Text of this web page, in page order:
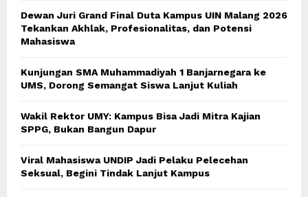
Dewan Juri Grand Final Duta Kampus UIN Malang 2026
Tekankan Akhlak, Profesionalitas, dan Potensi
Mahasiswa
Kunjungan SMA Muhammadiyah 1 Banjarnegara ke
UMS, Dorong Semangat Siswa Lanjut Kuliah
Wakil Rektor UMY: Kampus Bisa Jadi Mitra Kajian
SPPG, Bukan Bangun Dapur
Viral Mahasiswa UNDIP Jadi Pelaku Pelecehan
Seksual, Begini Tindak Lanjut Kampus